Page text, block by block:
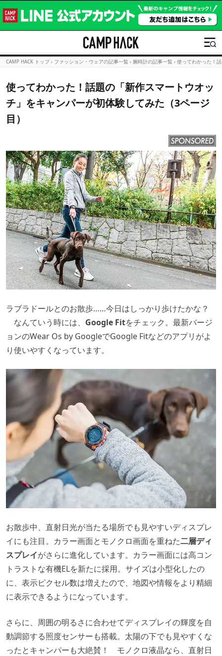
CAMP HACK トップ › ファッション・ウェアの記事一覧 › 腕時計の記事一覧 › 使ってわかった！
使ってわかった！話題の「新作スマートウオッ
チ」をキャンパーが初体験してみた（3ページ
目）
ラブラドールとのお散歩……今日はしっかり歩けたかな？
なんていう時には、 Google Fitをチェック。最新バージ
ョンのWear Os by GoogleでGoogle Fitなどのアプリがよ
り使いやすくなっています。
お散歩中、直射日光が当たる場所でも見やすいディスプレ
イにも注目。カラー画面とモノクロ画面を重ねた二層ディ
スプレイがさらに進化しています。カラー画面には高コン
トラストな有機ELを新たに採用。サイズは小型化したの
に、表示ピクセル数は増えたので、地図や情報をより精細
に表示できるようになっています。
さらに、周囲の明るさに合わせてディスプレイの輝度を自
動調節する照度センサーも搭載。太陽の下でも見やすくな
ったとキャンパーも大絶賛！ モノクロ液晶なら、直射日